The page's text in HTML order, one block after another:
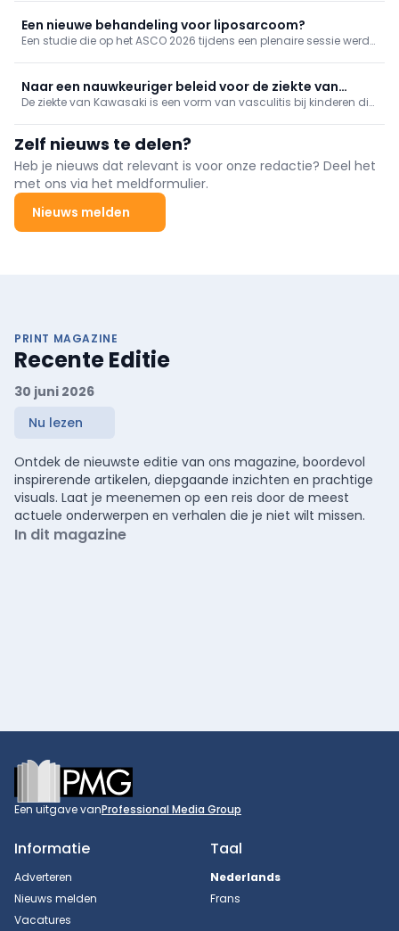
Een nieuwe behandeling voor liposarcoom?
Een studie die op het ASCO 2026 tijdens een plenaire sessie werd
gedefifferentieerd liposarcoom, significant verlengt.
Naar een nauwkeuriger beleid voor de ziekte van
Kawasaki?
De ziekte van Kawasaki is een vorm van vasculitis bij kinderen die
uitdaging, terwijl het risico op coronaire complicaties reëel blijft.
Twee recente studies bieden nieuwe inzichten in de diagnostiek
en de initiële behandeling van de aandoening.
Zelf nieuws te delen?
Heb je nieuws dat relevant is voor onze redactie? Deel het
met ons via het meldformulier.
Nieuws melden
PRINT MAGAZINE
Recente Editie
30 juni 2026
Nu lezen
Ontdek de nieuwste editie van ons magazine, boordevol
inspirerende artikelen, diepgaande inzichten en prachtige
visuals. Laat je meenemen op een reis door de meest
actuele onderwerpen en verhalen die je niet wilt missen.
In dit magazine
Footer
Een uitgave vanProfessional Media Group
Informatie
Adverteren
Nieuws melden
Vacatures
Taal
Nederlands
Frans